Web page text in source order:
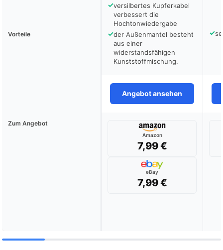
Vorteile
✓versilbertes Kupferkabel
verbessert die
Hochtonwiedergabe
✓der Außenmantel besteht
aus einer
widerstandsfähigen
Kunststoffmischung.
✓
Angebot ansehen
Zum Angebot
Amazon
7,99 €
eBay
7,99 €